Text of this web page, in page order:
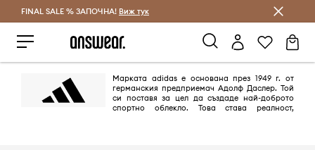
Спестявай с Answear Club
FINAL SALE % ЗАПОЧНА! Виж тук
Марката adidas е основана през 1949 г. от
германския предприемач Адолф Даслер. Той
си поставя за цел да създаде най-доброто
спортно облекло. Това става реалност,